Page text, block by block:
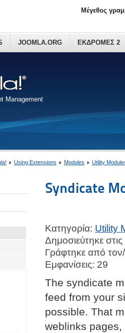
Management
JOOMLA.ORG ΕΚΔΡΟΜΕΣ 2
Μέγεθος
Using Extensions Modules Utility
Syndicate
Κατηγορία: Utility
Δημοσιεύτηκε
Γράφτηκε από
Εμφανίσεις: 29
The syndicate
feed from your
possible. That
weblinks